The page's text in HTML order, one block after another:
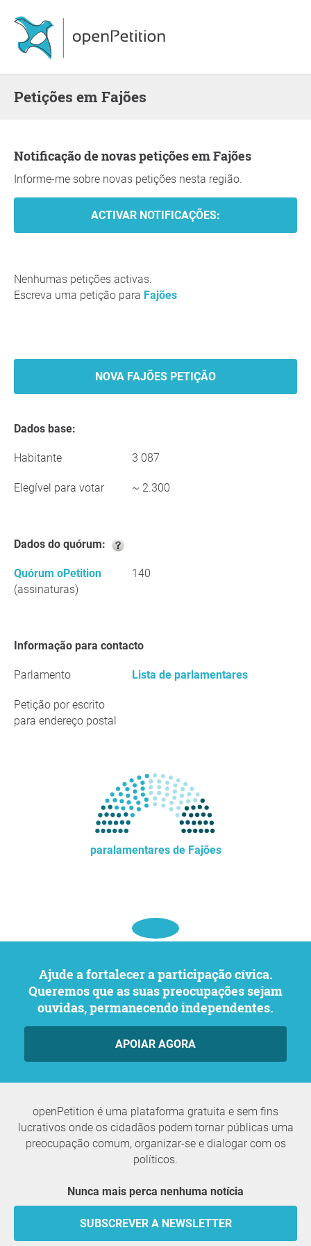
Petições em Fajões
Notificação de novas petições em Fajões
Informe-me sobre novas petições nesta região.
Nenhumas petições activas.
Escreva uma petição para Fajões
NOVA FAJÕES PETIÇÃO
Dados base:
Habitante 3 087
Elegível para votar ~ 2.300
Dados do quórum:
Quórum oPetition
(assinaturas)
140
Informação para contacto
Parlamento Lista de parlamentares
Petição por escrito
para endereço postal
paralamentares de Fajões
Ajude a fortalecer a participação cívica.
Queremos que as suas preocupações sejam
ouvidas, permanecendo independentes.
APOIAR AGORA
openPetition é uma plataforma gratuita e sem fins
lucrativos onde os cidadãos podem tornar públicas uma
preocupação comum, organizar-se e dialogar com os
políticos.
Nunca mais perca nenhuma notícia
SUBSCREVER A NEWSLETTER